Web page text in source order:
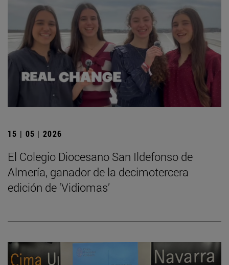
15 | 05 | 2026
El Colegio Diocesano San Ildefonso de
Almería, ganador de la decimotercera
edición de ‘Vidiomas’